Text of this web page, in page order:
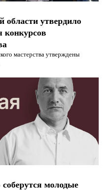
области утвердило
конкурсов
мастерства утверждены
молодые